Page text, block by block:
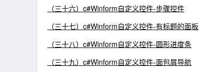
（三十六）c#Winform自定义控件-步骤控件
（三十七）c#Winform自定义控件-有标题的面板
（三十八）c#Winform自定义控件-圆形进度条
（三十九）c#Winform自定义控件-面包屑导航